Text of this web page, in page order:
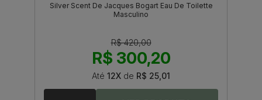
Silver Scent De Jacques Bogart Eau De Toilette
Masculino
R$ 420,00
R$ 300,20
Até 12X de R$ 25,01